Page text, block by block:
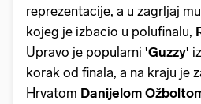
reprezentacije, a u zagrljaj
kojeg je izbacio u polufinalu,
Upravo je popularni 'Guzzy'
korak od finala, a na kraju je
Hrvatom Danijelom